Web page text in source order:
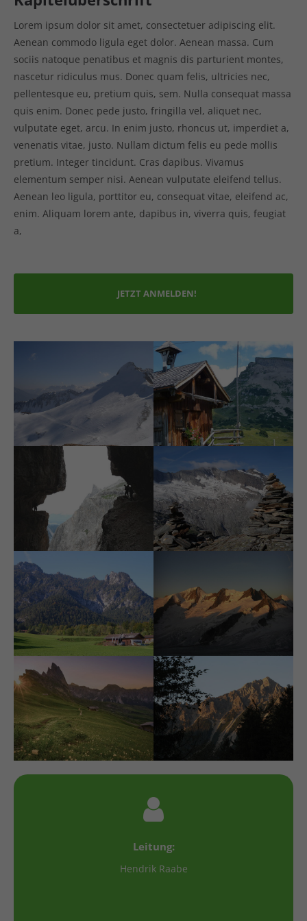
Lorem ipsum dolor sit amet, consectetuer adipiscing elit.
Aenean commodo ligula eget dolor. Aenean massa. Cum
sociis natoque penatibus et magnis dis parturient montes,
nascetur ridiculus mus. Donec quam felis, ultricies nec,
pellentesque eu, pretium quis, sem. Nulla consequat massa
quis enim. Donec pede justo, fringilla vel, aliquet nec,
vulputate eget, arcu. In enim justo, rhoncus ut, imperdiet a,
venenatis vitae, justo. Nullam dictum felis eu pede mollis
pretium. Integer tincidunt. Cras dapibus. Vivamus
elementum semper nisi. Aenean vulputate eleifend tellus.
Aenean leo ligula, porttitor eu, consequat vitae, eleifend ac,
enim. Aliquam lorem ante, dapibus in, viverra quis, feugiat
a,
JETZT ANMELDEN!
Leitung:
Hendrik Raabe